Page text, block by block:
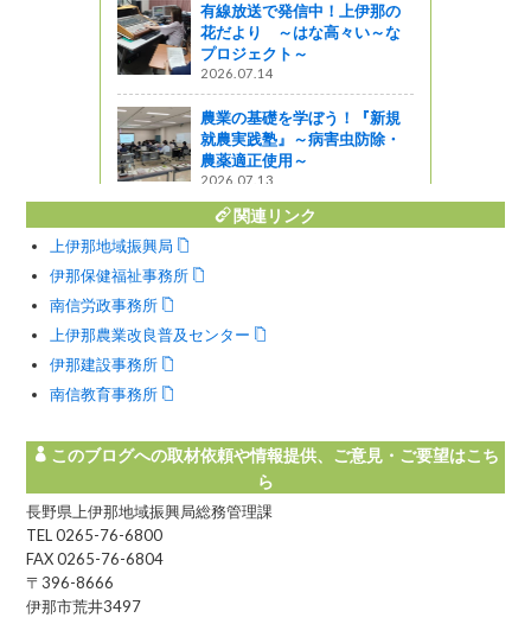
有線放送で発信中！上伊那の
花だより ～はな高々い～な
プロジェクト～
2026.07.14
農業の基礎を学ぼう！『新規
就農実践塾』～病害虫防除・
農薬適正使用～
2026.07.13
関連リンク
上伊那地域振興局
伊那保健福祉事務所
南信労政事務所
上伊那農業改良普及センター
伊那建設事務所
南信教育事務所
このブログへの取材依頼や情報提供、ご意見・ご要望はこち
ら
長野県上伊那地域振興局総務管理課
TEL 0265-76-6800
FAX 0265-76-6804
〒396-8666
伊那市荒井3497